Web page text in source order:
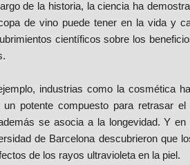
de la historia, la ciencia ha
de vino puede tener en la vida y
científicos sobre los
industrias como la cosmética
un potente compuesto para retrasar el
se asocia a la longevidad. Y
de Barcelona descubrieron que
de los rayos ultravioleta en la piel.